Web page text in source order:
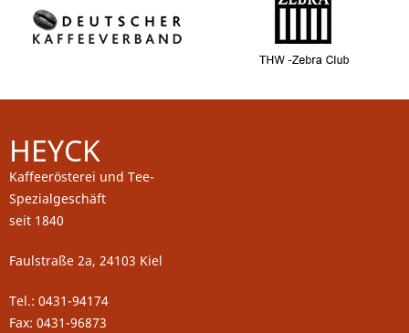
HEYCK
Kaffeerösterei und Tee-
Spezialgeschäft
seit 1840
Faulstraße 2a, 24103 Kiel
Tel.: 0431-94174
Fax: 0431-96873